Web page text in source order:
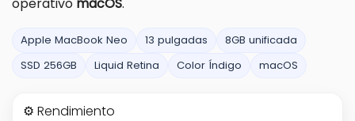
Apple MacBook Neo 13 pulgadas
8GB unificada
SSD 256GB
Liquid Retina Color Índigo macOS
⚙️ Rendimiento